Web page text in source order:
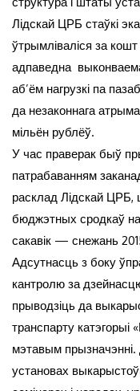
Лідскай ЦРБ стаўкі
ўтрымліваліся за
адпаведна
аб’ём нагрузкі па
да незаконнага
мільён рублёў.
У час праверак быў
патрабаванням
расклад Лідскай ЦРБ,
бюджэтных сродкаў
сакавік — снежань
Адсутнасць з боку
кантролю за
прыводзіць да
транспарту
мэтавым
установах